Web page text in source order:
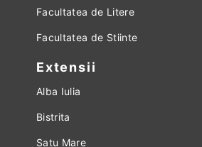
Facultatea de Litere
Facultatea de Stiinte
Extensii
Alba Iulia
Bistrita
Satu Mare